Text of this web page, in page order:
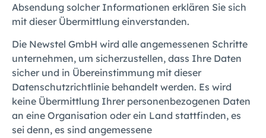
Absendung solcher Informationen erklären Sie sich
mit dieser Übermittlung einverstanden.
Die Newstel GmbH wird alle angemessenen Schritte
unternehmen, um sicherzustellen, dass Ihre Daten
sicher und in Übereinstimmung mit dieser
Datenschutzrichtlinie behandelt werden. Es wird
keine Übermittlung Ihrer personenbezogenen Daten
an eine Organisation oder ein Land stattfinden, es
sei denn, es sind angemessene